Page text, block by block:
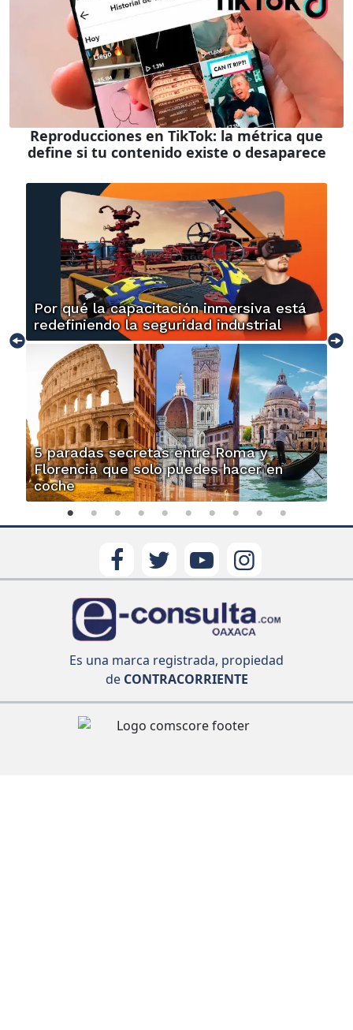
Reproducciones en TikTok: la métrica que
define si tu contenido existe o desaparece
Por qué la capacitación inmersiva está
redefiniendo la seguridad industrial
5 paradas secretas entre Roma y
Florencia que solo puedes hacer en
coche
Es una marca registrada, propiedad
deCONTRACORRIENTE